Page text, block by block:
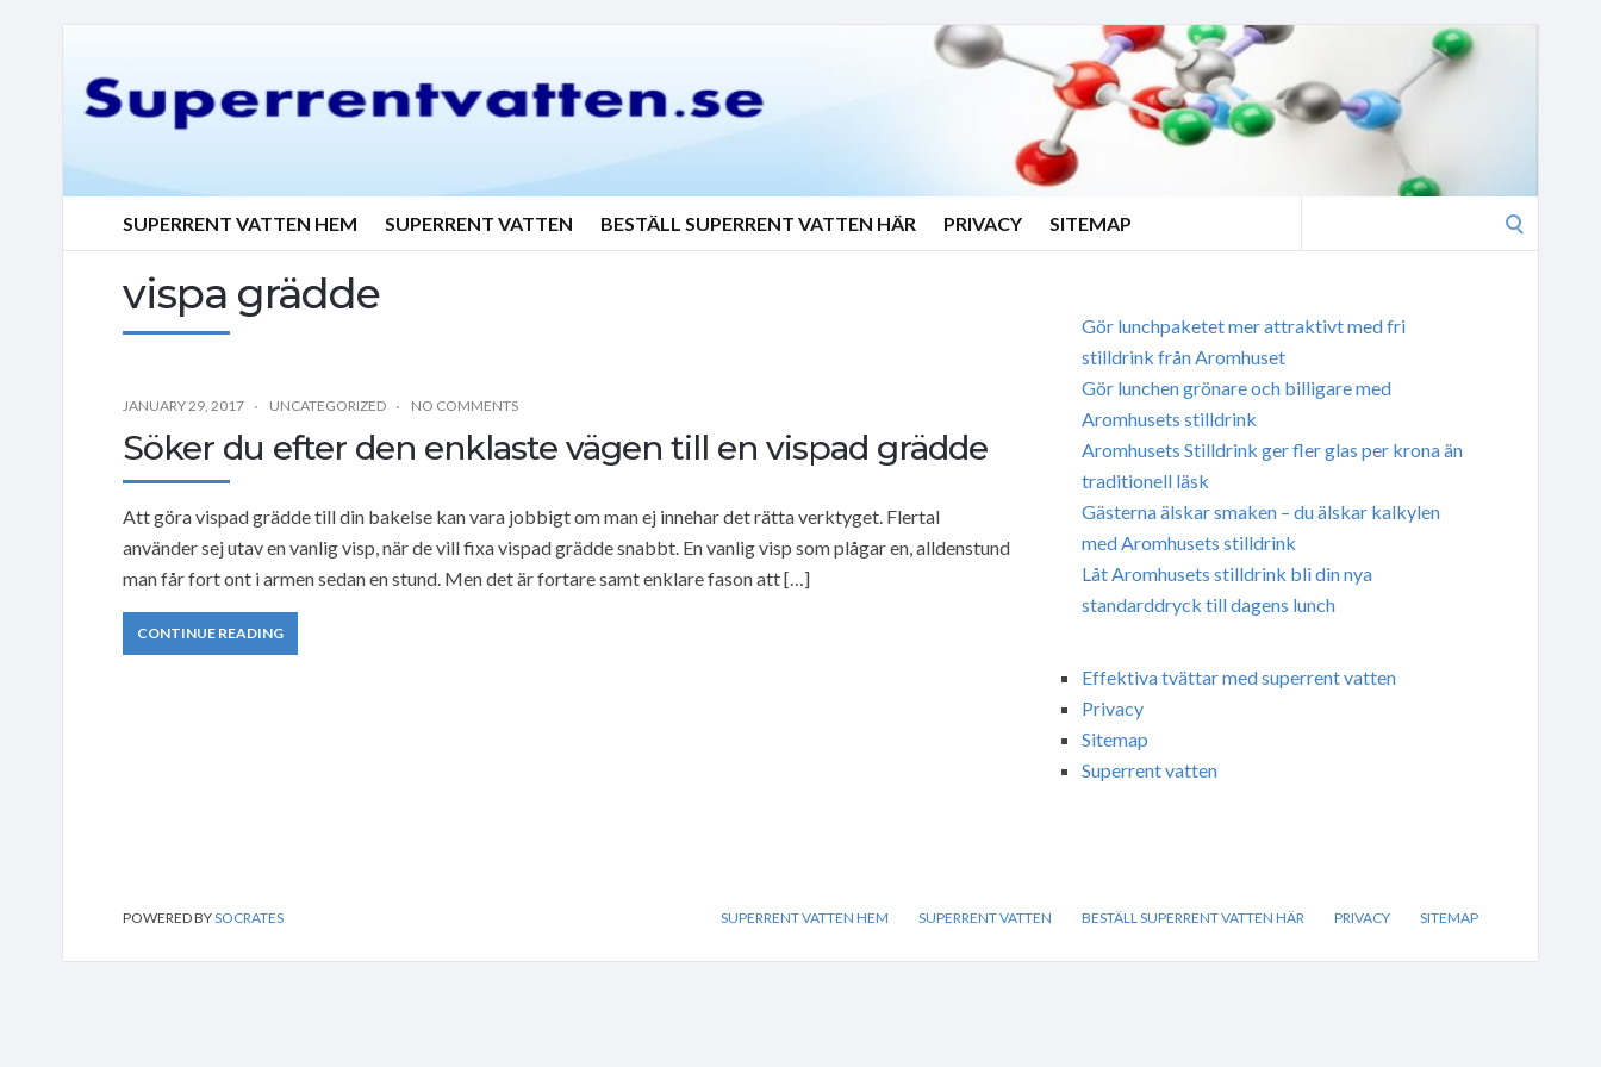
SUPERRENT VATTEN HEM SUPERRENT VATTEN BESTÄLL SUPERRENT VATTEN HÄR PRIVACY SITEMAP
vispa grädde
JANUARY 29, 2017 UNCATEGORIZED NO COMMENTS
Söker du efter den enklaste vägen till en vispad grädde
Att göra vispad grädde till din bakelse kan vara jobbigt om man ej innehar det rätta verktyget. Flertal
använder sej utav en vanlig visp, när de vill fixa vispad grädde snabbt. En vanlig visp som plågar en, alldenstund
man får fort ont i armen sedan en stund. Men det är fortare samt enklare fason att […]
CONTINUE READING
Gör lunchpaketet mer attraktivt med fri
stilldrink från Aromhuset
Gör lunchen grönare och billigare med
Aromhusets stilldrink
Aromhusets Stilldrink ger fler glas per krona än
traditionell läsk
Gästerna älskar smaken – du älskar kalkylen
med Aromhusets stilldrink
Låt Aromhusets stilldrink bli din nya
standarddryck till dagens lunch
Effektiva tvättar med superrent vatten
Privacy
Sitemap
Superrent vatten
POWERED BYSOCRATES SUPERRENT VATTEN HEM SUPERRENT VATTEN BESTÄLL SUPERRENT VATTEN HÄR PRIVACY SITEMAP